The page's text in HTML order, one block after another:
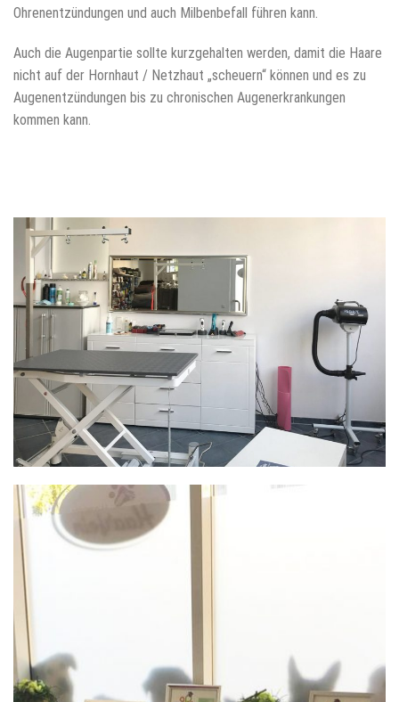
Ohrenentzündungen und auch Milbenbefall führen kann.
Auch die Augenpartie sollte kurzgehalten werden, damit die Haare
nicht auf der Hornhaut / Netzhaut „scheuern“ können und es zu
Augenentzündungen bis zu chronischen Augenerkrankungen
kommen kann.